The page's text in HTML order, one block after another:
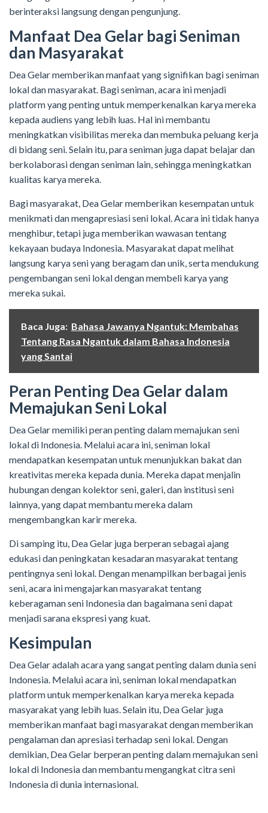
berinteraksi langsung dengan pengunjung.
Manfaat Dea Gelar bagi Seniman
dan Masyarakat
Dea Gelar memberikan manfaat yang signifikan bagi seniman
lokal dan masyarakat. Bagi seniman, acara ini menjadi
platform yang penting untuk memperkenalkan karya mereka
kepada audiens yang lebih luas. Hal ini membantu
meningkatkan visibilitas mereka dan membuka peluang kerja
di bidang seni. Selain itu, para seniman juga dapat belajar dan
berkolaborasi dengan seniman lain, sehingga meningkatkan
kualitas karya mereka.
Bagi masyarakat, Dea Gelar memberikan kesempatan untuk
menikmati dan mengapresiasi seni lokal. Acara ini tidak hanya
menghibur, tetapi juga memberikan wawasan tentang
kekayaan budaya Indonesia. Masyarakat dapat melihat
langsung karya seni yang beragam dan unik, serta mendukung
pengembangan seni lokal dengan membeli karya yang
mereka sukai.
Baca Juga: Bahasa Jawanya Ngantuk: Membahas
Tentang Rasa Ngantuk dalam Bahasa Indonesia
yang Santai
Peran Penting Dea Gelar dalam
Memajukan Seni Lokal
Dea Gelar memiliki peran penting dalam memajukan seni
lokal di Indonesia. Melalui acara ini, seniman lokal
mendapatkan kesempatan untuk menunjukkan bakat dan
kreativitas mereka kepada dunia. Mereka dapat menjalin
hubungan dengan kolektor seni, galeri, dan institusi seni
lainnya, yang dapat membantu mereka dalam
mengembangkan karir mereka.
Di samping itu, Dea Gelar juga berperan sebagai ajang
edukasi dan peningkatan kesadaran masyarakat tentang
pentingnya seni lokal. Dengan menampilkan berbagai jenis
seni, acara ini mengajarkan masyarakat tentang
keberagaman seni Indonesia dan bagaimana seni dapat
menjadi sarana ekspresi yang kuat.
Kesimpulan
Dea Gelar adalah acara yang sangat penting dalam dunia seni
Indonesia. Melalui acara ini, seniman lokal mendapatkan
platform untuk memperkenalkan karya mereka kepada
masyarakat yang lebih luas. Selain itu, Dea Gelar juga
memberikan manfaat bagi masyarakat dengan memberikan
pengalaman dan apresiasi terhadap seni lokal. Dengan
demikian, Dea Gelar berperan penting dalam memajukan seni
lokal di Indonesia dan membantu mengangkat citra seni
Indonesia di dunia internasional.